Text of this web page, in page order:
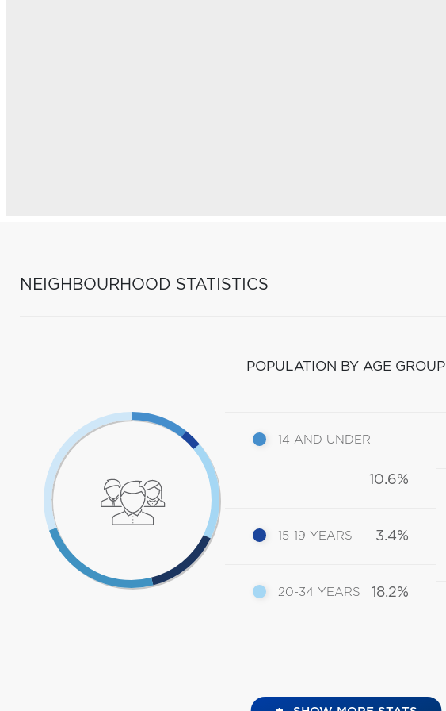
NEIGHBOURHOOD STATISTICS
POPULATION BY AGE GROUP
14 AND UNDER
10.6%
15-19 YEARS 3.4%
20-34 YEARS 18.2%